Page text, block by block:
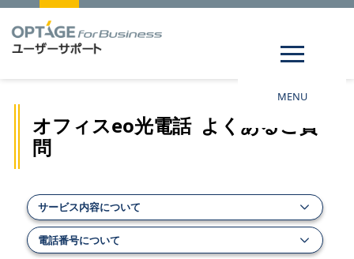
MENU
オフィスeo光電話 よくあるご質
問
サービス内容について
電話番号について